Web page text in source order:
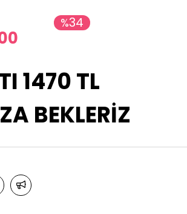
%34
1470 TL
BEKLERİZ